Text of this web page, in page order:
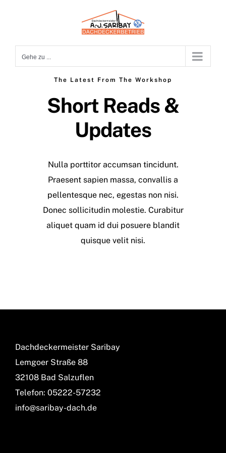
Gehe zu ...
The Latest From The Workshop
Short Reads &
Updates
Nulla porttitor accumsan tincidunt.
Praesent sapien massa, convallis a
pellentesque nec, egestas non nisi.
Donec sollicitudin molestie. Curabitur
aliquet quam id dui posuere blandit
quisque velit nisi.
Dachdeckermeister Saribay
Lemgoer Straße 88
32108 Bad Salzuflen
Telefon: 05222-57232
info@saribay-dach.de